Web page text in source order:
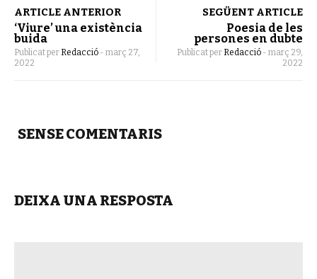
ARTICLE ANTERIOR
‘Viure’ una existència
buida
Publicat per Redacció - març 27,
2022
SEGÜENT ARTICLE
Poesia de les
persones en dubte
Publicat per Redacció - març 29,
2022
SENSE COMENTARIS
DEIXA UNA RESPOSTA